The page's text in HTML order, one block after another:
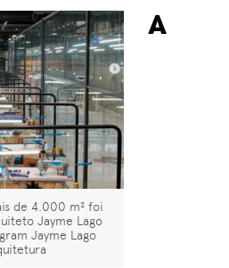
de 4.000 m² foi
Jayme Lago
Jayme Lago
A